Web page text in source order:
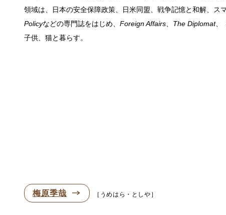
領域は、日本の安全保障政策、日米同盟、戦争記憶と和解、ス
Policyなどの専門誌をはじめ、 Foreign Affairs The Diplomat、
子供、猫と暮らす。
梅原季哉 うめはら・としや